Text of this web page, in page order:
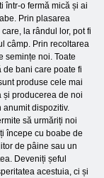
într-o fermă mică și ai
Prin plasarea
la rândul lor, pot fi
câmp. Prin recoltarea
semințe noi. Toate
de bani care poate fi
produse cele mai
și producerea de noi
anumit dispozitiv.
să urmăriți noi
începe cu boabe de
de pâine sau un
Deveniți șeful
acestuia, ci și